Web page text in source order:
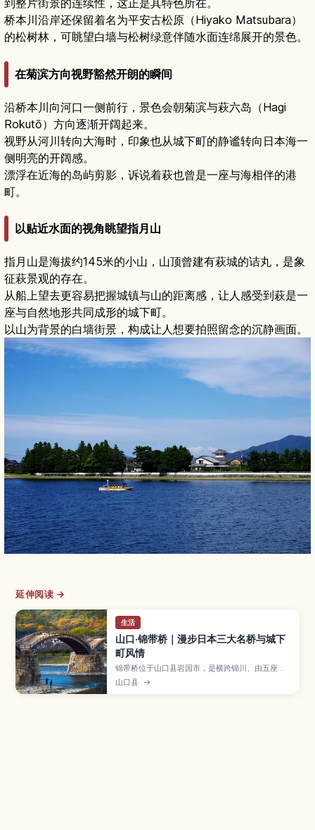
到整片街景的连续性，这正是其特色所在。
桥本川沿岸还保留着名为平安古松原（Hiyako Matsubara）
的松树林，可眺望白墙与松树绿意伴随水面连绵展开的景色。
在菊滨方向视野豁然开朗的瞬间
沿桥本川向河口一侧前行，景色会朝菊滨与萩六岛（Hagi
Rokutō）方向逐渐开阔起来。
视野从河川转向大海时，印象也从城下町的静谧转向日本海一
侧明亮的开阔感。
漂浮在近海的岛屿剪影，诉说着萩也曾是一座与海相伴的港
町。
以贴近水面的视角眺望指月山
指月山是海拔约145米的小山，山顶曾建有萩城的诘丸，是象
征萩景观的存在。
从船上望去更容易把握城镇与山的距离感，让人感受到萩是一
座与自然地形共同成形的城下町。
以山为背景的白墙街景，构成让人想要拍照留念的沉静画面。
延伸阅读 →
生活
山口·锦带桥｜漫步日本三大名桥与城下
町风情
锦带桥位于山口县岩国市，是横跨锦川、由五座木
造拱桥组成、被誉为日本三大名桥之一的历史景
点。文章将介绍桥梁的建造故事与重建历程、春樱
山口县 →